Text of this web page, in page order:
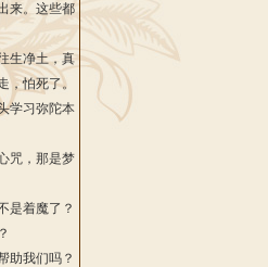
来。这些都
生净土，真
，怕死了。
学习弥陀本
咒，那是梦
是着魔了？
助我们吗？